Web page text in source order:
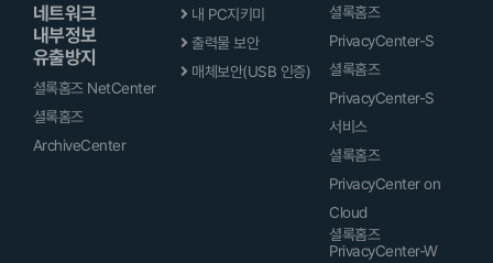
네트워크
내부정보
유출방지
셜록홈즈 NetCenter
셜록홈즈
ArchiveCenter
내 PC지키미
출력물 보안
매체보안(USB 인증)
셜록홈즈
PrivacyCenter-S
셜록홈즈
PrivacyCenter-S
서비스
셜록홈즈
PrivacyCenter on
Cloud
셜록홈즈
PrivacyCenter-W